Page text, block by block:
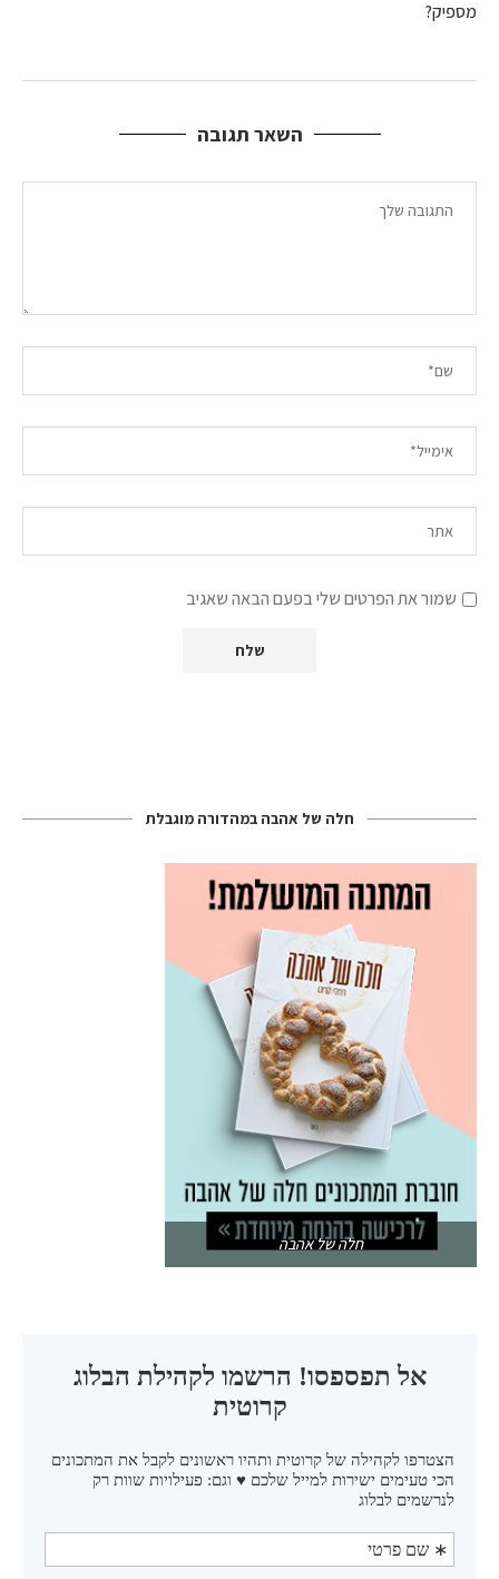
מספיק?
השאר תגובה
שמור את הפרטים שלי בפעם הבאה שאגיב
חלה של אהבה במהדורה מוגבלת
חלה של אהבה